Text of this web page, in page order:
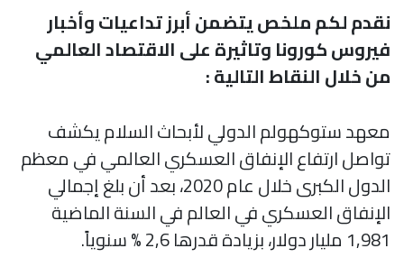
نقدم لكم ملخص يتضمن أبرز تداعيات وأخبار
فيروس كورونا وتاثيرة على الاقتصاد العالمي
من خلال النقاط التالية :
معهد ستوكهولم الدولي لأبحاث السلام يكشف
تواصل ارتفاع الإنفاق العسكري العالمي في معظم
الدول الكبرى خلال عام 2020، بعد أن بلغ إجمالي
الإنفاق العسكري في العالم في السنة الماضية
1,981 مليار دولار، بزيادة قدرها 2,6 % سنوياً.